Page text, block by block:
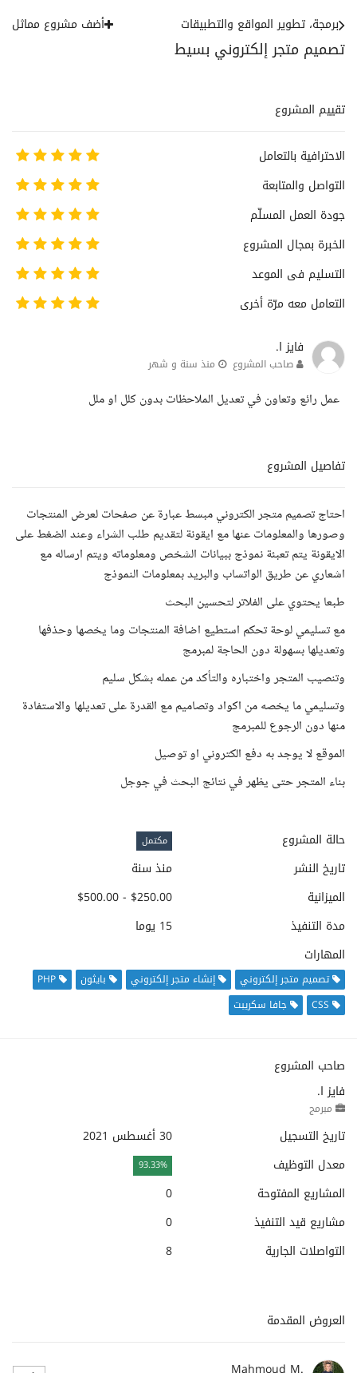
تصميم متجر إلكتروني بسيط
برمجة، تطوير المواقع والتطبيقات أضف مشروع مماثل
تقييم المشروع
الاحترافية بالتعامل
التواصل والمتابعة
جودة العمل المسلّم
الخبرة بمجال المشروع
التسليم فى الموعد
التعامل معه مرّة أخرى
فايز ا.
صاحب المشروع منذ سنة و شهر
عمل رائع وتعاون في تعديل الملاحظات بدون كلل او ملل
تفاصيل المشروع
احتاج تصميم متجر الكتروني مبسط عبارة عن صفحات لعرض المنتجات
وصورها والمعلومات عنها مع ايقونة لتقديم طلب الشراء وعند الضغط على
الايقونة يتم تعبئة نموذج ببيانات الشخص ومعلوماته ويتم ارساله مع
اشعاري عن طريق الواتساب والبريد بمعلومات النموذج
طبعا يحتوي على الفلاتر لتحسين البحث
مع تسليمي لوحة تحكم استطيع اضافة المنتجات وما يخصها وحذفها
وتعديلها بسهولة دون الحاجة لمبرمج
وتنصيب المتجر واختباره والتأكد من عمله بشكل سليم
وتسليمي ما يخصه من اكواد وتصاميم مع القدرة على تعديلها والاستفادة
منها دون الرجوع للمبرمج
الموقع لا يوجد به دفع الكتروني او توصيل
بناء المتجر حتى يظهر في نتائج البحث في جوجل
حالة المشروع مكتمل
تاريخ النشر
منذ سنة
الميزانية
$250.00 - $500.00
مدة التنفيذ
15 يوما
المهارات
تصميم متجر إلكتروني إنشاء متجر إلكتروني بايثون
PHP
CSS
جافا سكريبت
صاحب المشروع
فايز ا.
مبرمج
تاريخ التسجيل
30 أغسطس 2021
معدل التوظيف
93.33%
المشاريع المفتوحة
0
مشاريع قيد التنفيذ
0
التواصلات الجارية
8
العروض المقدمة